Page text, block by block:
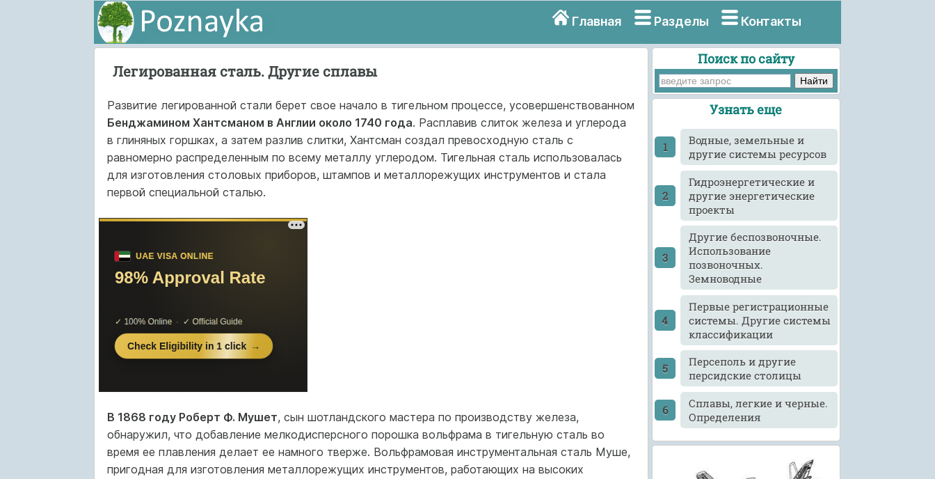
Главная Разделы Контакты
Легированная сталь. Другие сплавы
Развитие легированной стали берет свое начало в тигельном процессе, усовершенствованном
Бенджамином Хантсманом в Англии около 1740 года. Расплавив слиток железа и углерода
в глиняных горшках, а затем разлив слитки, Хантсман создал превосходную сталь с
равномерно распределенным по всему металлу углеродом. Тигельная сталь использовалась
для изготовления столовых приборов, штампов и металлорежущих инструментов и стала
первой специальной сталью.
В 1868 году Роберт Ф. Мушет, сын шотландского мастера по производству железа,
обнаружил, что добавление мелкодисперсного порошка вольфрама в тигельную сталь во
время ее плавления делает ее намного тверже. Вольфрамовая инструментальная сталь Муше,
пригодная для изготовления металлорежущих инструментов, работающих на высоких
Поиск по сайту
Узнать еще
Водные, земельные и
другие системы ресурсов
Гидроэнергетические и
другие энергетические
проекты
Другие беспозвоночные.
Использование
позвоночных.
Земноводные
Первые регистрационные
системы. Другие системы
классификации
Персеполь и другие
персидские столицы
Сплавы, легкие и черные.
Определения